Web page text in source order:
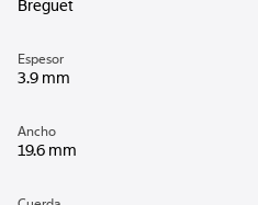
Breguet
Espesor
3.9 mm
Ancho
19.6 mm